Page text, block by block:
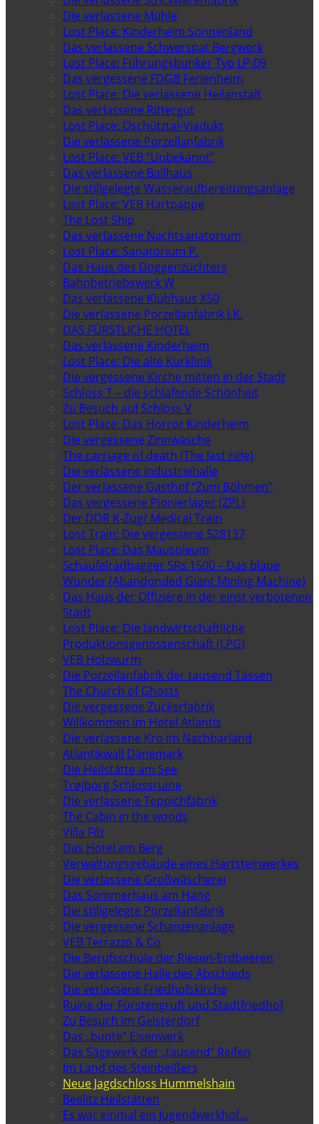
Die verlassene Mühle
Lost Place: Kinderheim Sonnenland
Das verlassene Schwerspat Bergwerk
Lost Place: Führungsbunker Typ LP-09
Das vergessene FDGB Ferienheim
Lost Place: Die verlassene Heilanstalt
Das verlassene Rittergut
Lost Place: Oschütztal-Viadukt
Die verlassene Porzellanfabrik
Lost Place: VEB “Unbekannt”
Das verlassene Ballhaus
Die stillgelegte Wasseraufbereitungsanlage
Lost Place: VEB Hartpappe
The Lost Ship
Das verlassene Nachtsanatorium
Lost Place: Sanatorium P.
Das Haus des Doggenzüchters
Bahnbetriebswerk W
Das verlassene Klubhaus X50
Die verlassene Porzellanfabrik J.K.
DAS FÜRSTLICHE HOTEL
Das verlassene Kinderheim
Lost Place: Die alte Kurklinik
Die vergessene Kirche mitten in der Stadt
Schloss T – die schlafende Schönheit
Zu Besuch auf Schloss V
Lost Place: Das Horror Kinderheim
Die vergessene Zinnwäsche
The carriage of death (The last ride)
Die verlassene Industriehalle
Der verlassene Gasthof “Zum Böhmen”
Das vergessene Pionierlager (ZPL)
Der DDR K-Zug/ Medical Train
Lost Train: Die vergessene 528137
Lost Place: Das Mausoleum
Schaufelradbagger SRs 1500 – Das blaue
Wunder (Abandonded Giant Mining Machine)
Das Haus der Offiziere in der einst verbotenen
Stadt
Lost Place: Die landwirtschaftliche
Produktionsgenossenschaft (LPG)
VEB Holzwurm
Die Porzellanfabrik der tausend Tassen
The Church of Ghosts
Die vergessene Zuckerfabrik
Willkommen im Hotel Atlantis
Die verlassene Kro im Nachbarland
Atlantikwall Dänemark
Die Heilstätte am See
Trøjborg Schlossruine
Die verlassene Teppichfabrik
The Cabin in the woods
Villa Filz
Das Hotel am Berg
Verwaltungsgebäude eines Hartsteinwerkes
Die verlassene Großwäscherei
Das Sommerhaus am Hang
Die stillgelegte Porzellanfabrik
Die vergessene Schanzenanlage
VEB Terrazzo & Co
Die Berufsschule der Riesen-Erdbeeren
Die verlassene Halle des Abschieds
Die verlassene Friedhofskirche
Ruine der Fürstengruft und Stadtfriedhof
Zu Besuch im Geisterdorf
Das „bunte“ Eisenwerk
Das Sägewerk der „tausend“ Reifen
Im Land des Steinbeißers
Neue Jagdschloss Hummelshain
Beelitz Heilstätten
Es war einmal ein Jugendwerkhof…